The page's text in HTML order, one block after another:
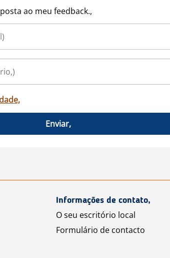
ao meu feedback.,
Enviar,
Informações de contato,
O seu escritório local
Formulário de contacto